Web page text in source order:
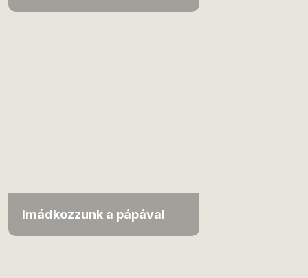
Imádkozzunk a pápával